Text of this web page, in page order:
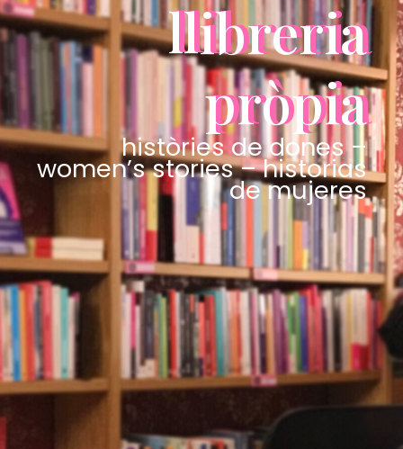
llibreria
pròpia
històries de dones –
women’s stories – historias
de mujeres